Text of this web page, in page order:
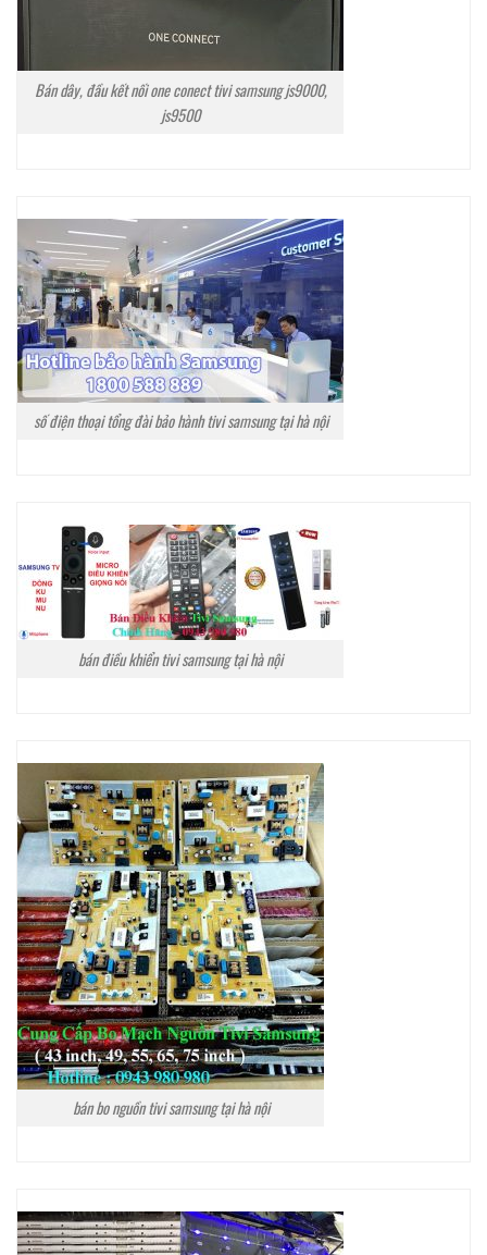
Bán dây, đầu kết nối one conect tivi samsung js9000,
js9500
số điện thoại tổng đài bảo hành tivi samsung tại hà nội
bán điều khiển tivi samsung tại hà nội
bán bo nguồn tivi samsung tại hà nội